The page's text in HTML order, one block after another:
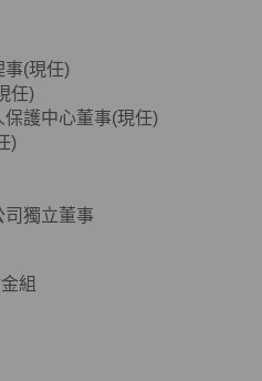
事(現任)
任)
護中心董事(現任)
)
司獨立董事
組